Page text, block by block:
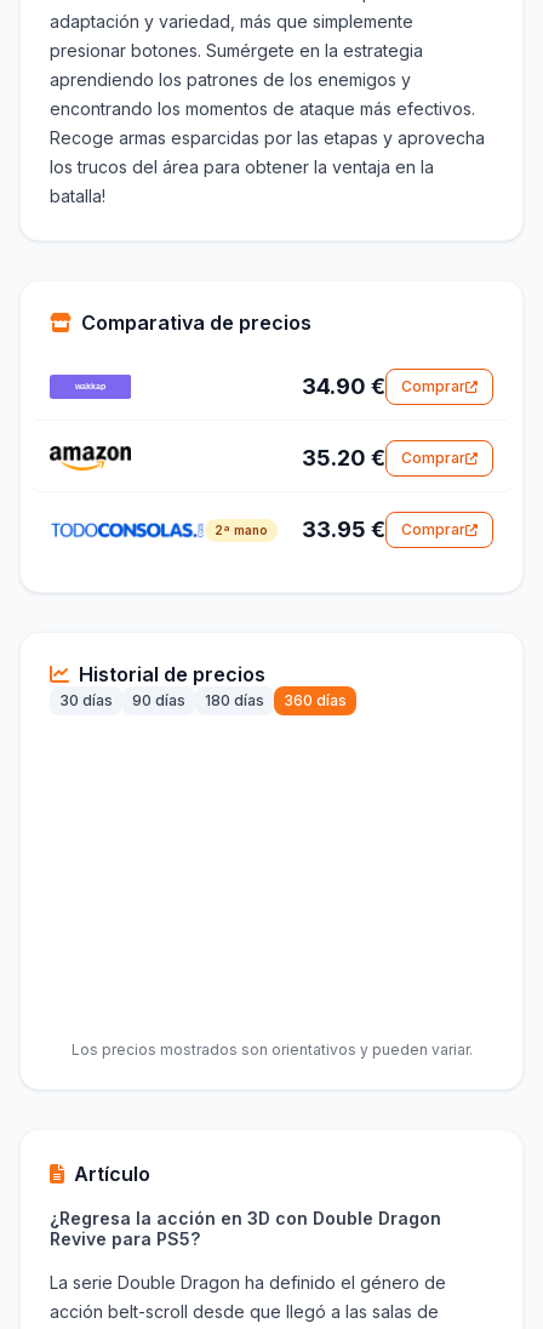
adaptación y variedad, más que simplemente
presionar botones. Sumérgete en la estrategia
aprendiendo los patrones de los enemigos y
encontrando los momentos de ataque más efectivos.
Recoge armas esparcidas por las etapas y aprovecha
los trucos del área para obtener la ventaja en la
batalla!
Comparativa de precios
34.90 € Comprar
35.20 € Comprar
2ª mano 33.95 € Comprar
Historial de precios
30 días 90 días 180 días 360 días
Los precios mostrados son orientativos y pueden variar.
Artículo
¿Regresa la acción en 3D con Double Dragon
Revive para PS5?
La serie Double Dragon ha definido el género de
acción belt-scroll desde que llegó a las salas de